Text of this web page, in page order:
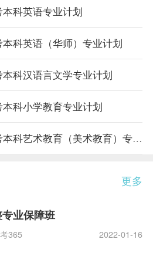
科英语专业计划
科英语（华师）专业计划
科汉语言文学专业计划
科小学教育专业计划
2025年10月广东自考本科艺术教育（美术教育）专业计划（停考过渡）
更多
业保障班
365 2022-01-16